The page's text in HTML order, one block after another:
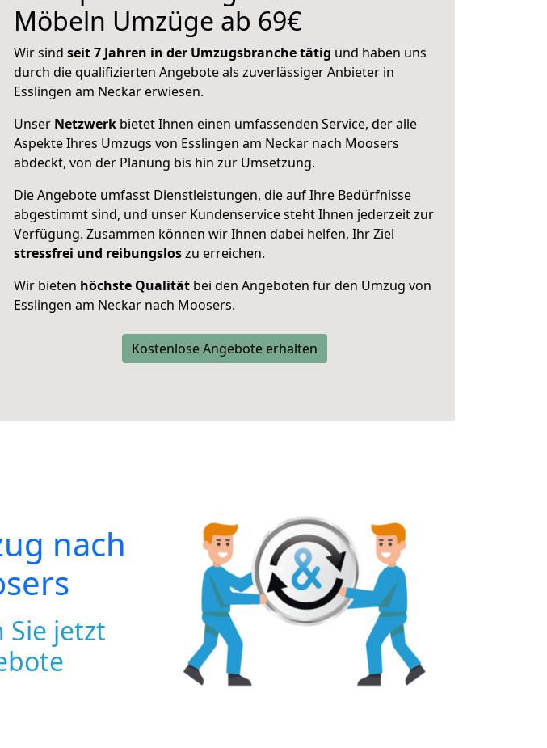
Möbeln Umzüge ab 69€
Wir sind seit 7 Jahren in der Umzugsbranche tätig und haben uns
durch die qualifizierten Angebote als zuverlässiger Anbieter in
Esslingen am Neckar erwiesen.
Unser Netzwerk bietet Ihnen einen umfassenden Service, der alle
Aspekte Ihres Umzugs von Esslingen am Neckar nach Moosers
abdeckt, von der Planung bis hin zur Umsetzung.
Die Angebote umfasst Dienstleistungen, die auf Ihre Bedürfnisse
abgestimmt sind, und unser Kundenservice steht Ihnen jederzeit zur
Verfügung. Zusammen können wir Ihnen dabei helfen, Ihr Ziel
stressfrei und reibungsloszu erreichen.
Wir bieten höchste Qualität bei den Angeboten für den Umzug von
Esslingen am Neckar nach Moosers.
Kostenlose Angebote erhalten
nach
Sie jetzt